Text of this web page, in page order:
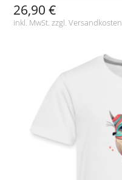
26,90 €
inkl. MwSt. zzgl.Versandkosten